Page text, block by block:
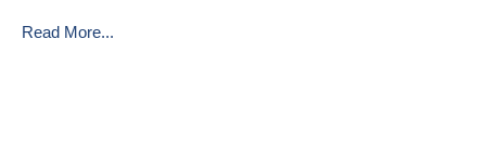
Read More...